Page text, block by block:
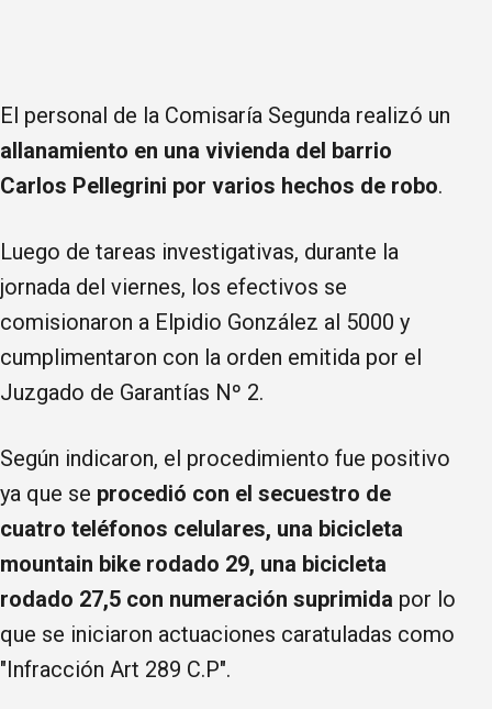
El personal de la Comisaría Segunda realizó un
allanamiento en una vivienda del barrio
Carlos Pellegrini por varios hechos de robo.
Luego de tareas investigativas, durante la
jornada del viernes, los efectivos se
comisionaron a Elpidio González al 5000 y
cumplimentaron con la orden emitida por el
Juzgado de Garantías Nº 2.
Según indicaron, el procedimiento fue positivo
ya que se procedió con el secuestro de
cuatro teléfonos celulares, una bicicleta
mountain bike rodado 29, una bicicleta
rodado 27,5 con numeración suprimida por lo
que se iniciaron actuaciones caratuladas como
"Infracción Art 289 C.P".